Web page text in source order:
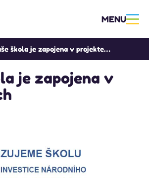
MENU
Naše škola je zapojena v projektech
je zapojena v